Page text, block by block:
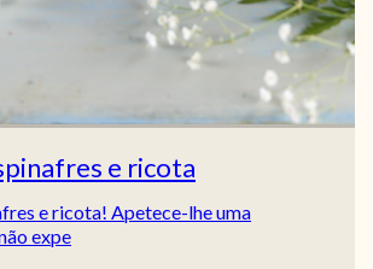
e ricota
e ricota! Apetece-lhe uma
expe